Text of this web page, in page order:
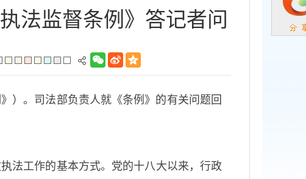
法监督条例》答记者问
。司法部负责人就《条例》的有关问题回
法工作的基本方式。党的十八大以来，行政